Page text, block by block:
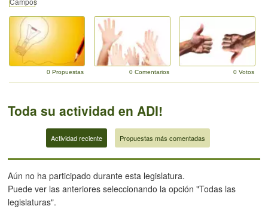
0 Propuestas 0 Comentarios 0 Votos
Toda su actividad en ADI!
Actividad reciente Propuestas más comentadas
Aún no ha participado durante esta legislatura.
Puede ver las anteriores seleccionando la opción "Todas las
legislaturas".